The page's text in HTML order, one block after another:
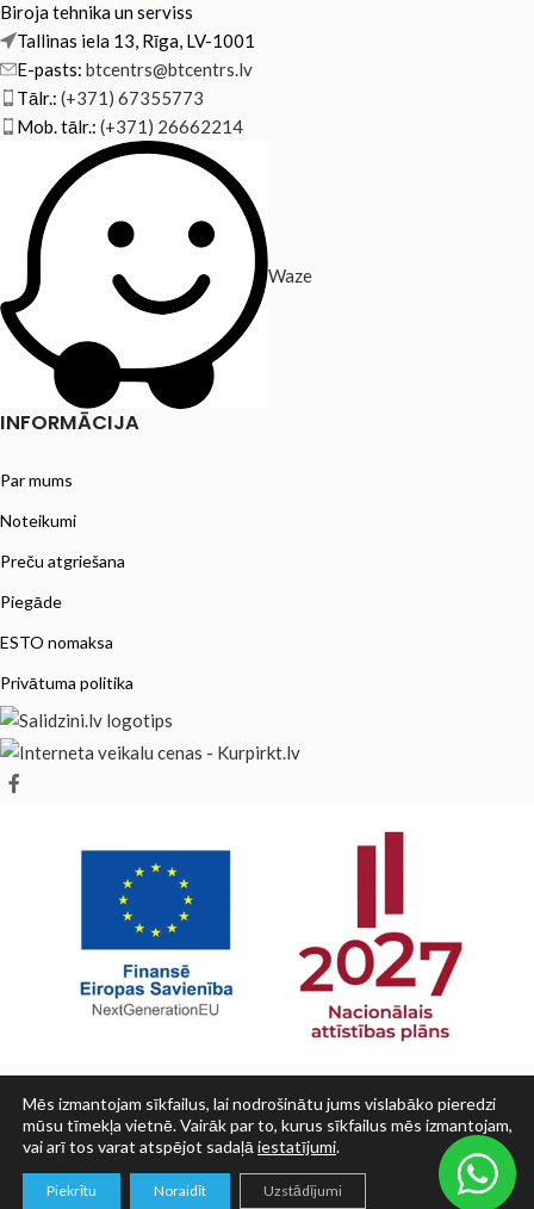
Biroja tehnika un serviss
Tallinas iela 13, Rīga, LV-1001
E-pasts: btcentrs@btcentrs.lv
Tālr.: (+371) 67355773
Mob. tālr.: (+371) 26662214
Waze
INFORMĀCIJA
Par mums
Noteikumi
Preču atgriešana
Piegāde
ESTO nomaksa
Privātuma politika
© SIA PRINT LV 2025
Mēs izmantojam sīkfailus, lai nodrošinātu jums vislabāko pieredzi
mūsu tīmekļa vietnē. Vairāk par to, kurus sīkfailus mēs izmantojam,
vai arī tos varat atspējot sadaļā iestatījumi.
Piekrītu Noraidīt Uzstādījumi